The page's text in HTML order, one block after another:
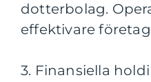
dotterbolag.
effektivare
3. Finansiella